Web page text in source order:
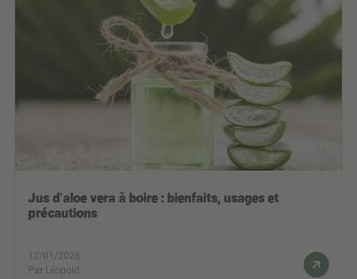
Jus d’aloe vera à boire : bienfaits, usages et
précautions
12/01/2026
Par Léopold